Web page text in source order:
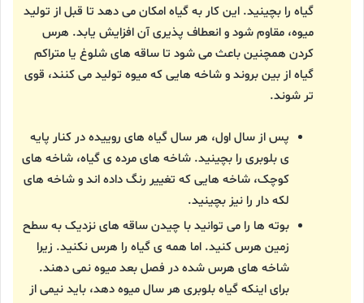
گیاه را بچینید. این کار به گیاه امکان می دهد تا قبل از تولید
میوه، مقاوم شود و انعطاف پذیری آن افزایش یابد. هرس
کردن همچنین باعث می شود تا ساقه های شلوغ یا متراکم
گیاه از بین بروند و شاخه هایی که میوه تولید می کنند، قوی
تر شوند.
پس از سال اول، هر سال گیاه های روییده در کنار پایه
ی بلوبری را بچینید. شاخه های مرده ی گیاه، شاخه های
کوچک، شاخه هایی که تغییر رنگ داده اند و شاخه های
لکه دار را نیز بچینید.
بوته ها را می توانید با چیدن ساقه های نزدیک به سطح
زمین هرس کنید. اما همه ی گیاه را هرس نکنید. زیرا
شاخه های هرس شده در فصل بعد میوه نمی دهند.
برای اینکه گیاه بلوبری هر سال میوه دهد، باید نیمی از